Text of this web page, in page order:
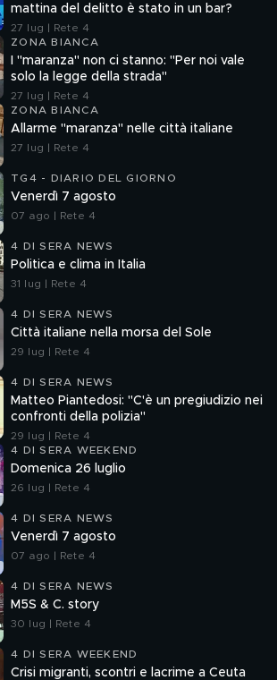
mattina del delitto è stato in un bar?
27 lug | Rete 4
ZONA BIANCA
I "maranza" non ci stanno: "Per noi vale
solo la legge della strada"
27 lug | Rete 4
ZONA BIANCA
Allarme "maranza" nelle città italiane
27 lug | Rete 4
TG4 - DIARIO DEL GIORNO
Venerdì 7 agosto
07 ago | Rete 4
4 DI SERA NEWS
Politica e clima in Italia
31 lug | Rete 4
4 DI SERA NEWS
Città italiane nella morsa del Sole
29 lug | Rete 4
4 DI SERA NEWS
Matteo Piantedosi: "C'è un pregiudizio nei
confronti della polizia"
29 lug | Rete 4
4 DI SERA WEEKEND
Domenica 26 luglio
26 lug | Rete 4
4 DI SERA NEWS
Venerdì 7 agosto
07 ago | Rete 4
4 DI SERA NEWS
M5S & C. story
30 lug | Rete 4
4 DI SERA WEEKEND
Crisi migranti, scontri e lacrime a Ceuta